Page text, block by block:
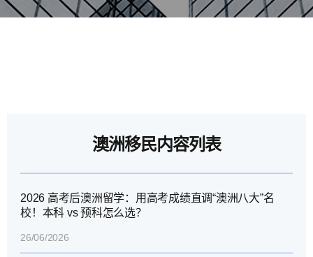
澳洲移民内容列表
2026 高考后澳洲留学：用高考成绩直调“澳洲八大”名
校！本科 vs 预科怎么选？
26/06/2026